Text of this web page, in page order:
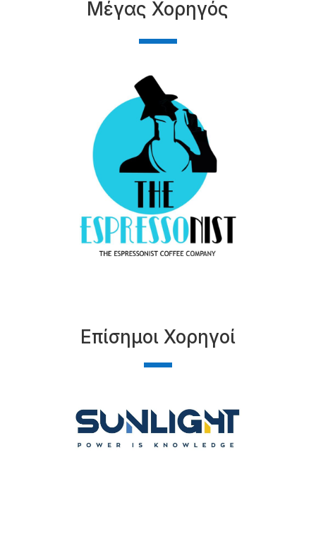
Μέγας Χορηγός
Επίσημοι Χορηγοί